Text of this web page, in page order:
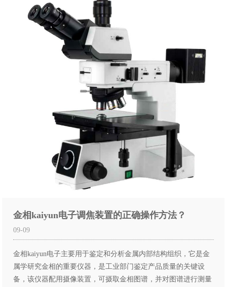
金相kaiyun电子调焦装置的正确操作方法？
09-09
金相kaiyun电子主要用于鉴定和分析金属内部结构组织，它是金
属学研究金相的重要仪器，是工业部门鉴定产品质量的关键设
备，该仪器配用摄像装置，可摄取金相图谱，并对图谱进行测量